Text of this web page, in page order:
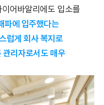
어바알리에도 입소를
파에 입주했다는
럽게 회사 복지로
관리자로서도 매우